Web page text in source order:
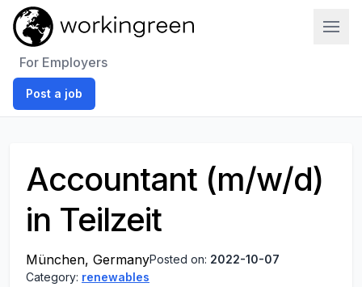
For Employers
Post a job
Accountant (m/w/d)
in Teilzeit
München, GermanyPosted on: 2022-10-07
Category: renewables